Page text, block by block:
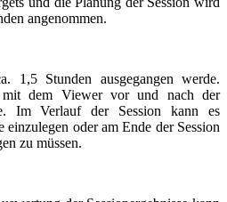
angenommen.
1,5 Stunden ausgegangen werde.
mit dem Viewer vor und nach der
Im Verlauf der Session kann es
einzulegen oder am Ende der Session
zu müssen.